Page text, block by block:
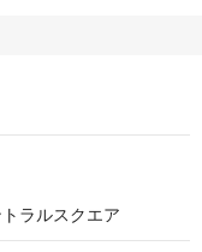
ラルスクエア